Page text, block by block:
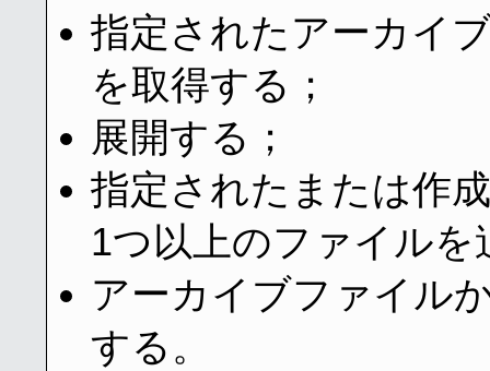
指定されたアーカイ
を取得する；
展開する；
指定されたまたは作
1つ以上のファイルを
アーカイブファイル
する。